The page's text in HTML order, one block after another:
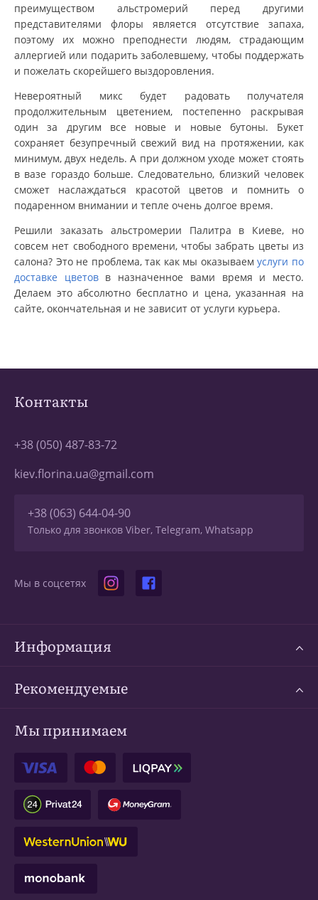
преимуществом альстромерий перед другими
представителями флоры является отсутствие запаха,
поэтому их можно преподнести людям, страдающим
аллергией или подарить заболевшему, чтобы поддержать
и пожелать скорейшего выздоровления.
Невероятный микс будет радовать получателя
продолжительным цветением, постепенно раскрывая
один за другим все новые и новые бутоны. Букет
сохраняет безупречный свежий вид на протяжении, как
минимум, двух недель. А при должном уходе может стоять
в вазе гораздо больше. Следовательно, близкий человек
сможет наслаждаться красотой цветов и помнить о
подаренном внимании и тепле очень долгое время.
Решили заказать альстромерии Палитра в Киеве, но
совсем нет свободного времени, чтобы забрать цветы из
салона? Это не проблема, так как мы оказываемуслуги по
доставке цветовв назначенное вами время и место.
Делаем это абсолютно бесплатно и цена, указанная на
сайте, окончательная и не зависит от услуги курьера.
Контакты
+38 (050) 487-83-72
kiev.florina.ua@gmail.com
+38 (063) 644-04-90
Только для звонков Viber, Telegram, Whatsapp
Мы в соцсетях
Информация
Рекомендуемые
Мы принимаем